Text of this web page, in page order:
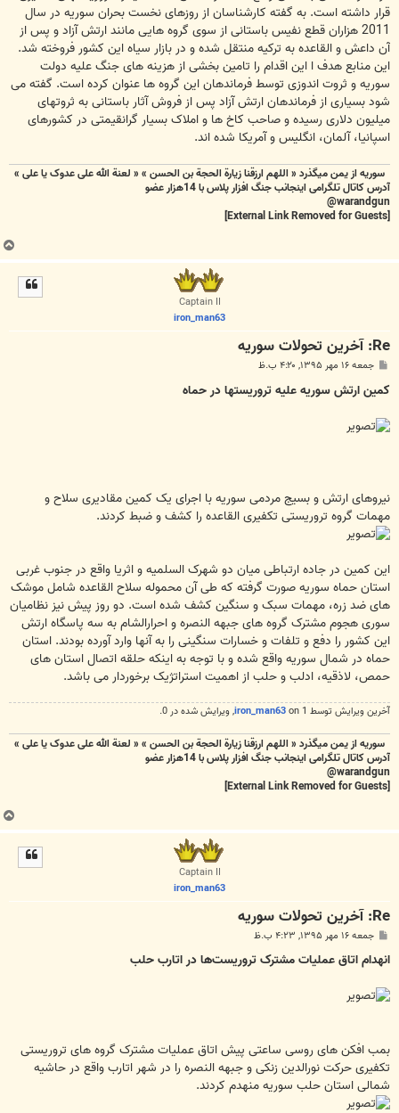
قرار داشته است. به گفته کارشناسان از روزهای نخست بحران سوریه در سال
2011 هزاران قطع نفیس باستانی از سوی گروه هایی مانند ارتش آزاد و پس از
آن داعش و القاعده به ترکیه منتقل شده و در بازار سیاه این کشور فروخته شد.
این منابع هدف ا این اقدام را تامین بخشی از هزینه های جنگ علیه دولت
سوریه و ثروت اندوزی توسط فرماندهان این گروه ها عنوان کرده است. گفته می
شود بسیاری از فرماندهان ارتش آزاد پس از فروش آثار باستانی به ثروتهای
میلیون دلاری رسیده و صاحب کاخ ها و املاک بسیار گرانقیمتی در کشورهای
اسپانیا، آلمان، انگلیس و آمریکا شده اند.
سوریه از یمن میگذرد « اللهم ارزقنا زيارة الحجة بن الحسن » « لعنة الله علی عدوک یا علی »
آدرس کاتال تلگرامی اینجانب جنگ افزار پلاس با 14هزار عضو
warandgun@
ب
ا
Captain II
iron_man63
Re: آخرين تحولات سوريه
پ
ت
جمعه ۱۶ مهر ۱۳۹۵, ۴:۲۰ ب.ظ
کمین ارتش سوریه علیه تروریستها در حماه
نیروهای ارتش و بسیج مردمی سوریه با اجرای یک کمین مقادیری سلاح و
مهمات گروه تروریستی تکفیری القاعده را کشف و ضبط کردند.
این کمین در جاده ارتباطی میان دو شهرک السلمیه و اثریا واقع در جنوب غربی
استان حماه سوریه صورت گرفته که طی آن محموله سلاح القاعده شامل موشک
های ضد زره، مهمات سبک و سنگین کشف شده است. دو روز پیش نیز نظامیان
سوری هجوم مشترک گروه های جبهه النصره و احرارالشام به سه پاسگاه ارتش
این کشور را دفع و تلفات و خسارات سنگینی را به آنها وارد آورده بودند. استان
حماه در شمال سوریه واقع شده و با توجه به اینکه حلقه اتصال استان های
حمص، لاذقیه، ادلب و حلب از اهمیت استراتژیک برخوردار می باشد.
آخرین ويرايش توسط 1 on iron_man63, ويرايش شده در 0.
سوریه از یمن میگذرد « اللهم ارزقنا زيارة الحجة بن الحسن » « لعنة الله علی عدوک یا علی »
آدرس کاتال تلگرامی اینجانب جنگ افزار پلاس با 14هزار عضو
warandgun@
ب
ا
Captain II
iron_man63
Re: آخرين تحولات سوريه
پ
ت
جمعه ۱۶ مهر ۱۳۹۵, ۴:۲۳ ب.ظ
انهدام اتاق عملیات مشترک تروریست‌ها در اتارب حلب
بمب افکن های روسی ساعتی پیش اتاق عملیات مشترک گروه های تروریستی
تکفیری حرکت نورالدین زنکی و جبهه النصره را در شهر اتارب واقع در حاشیه
شمالی استان حلب سوریه منهدم کردند.